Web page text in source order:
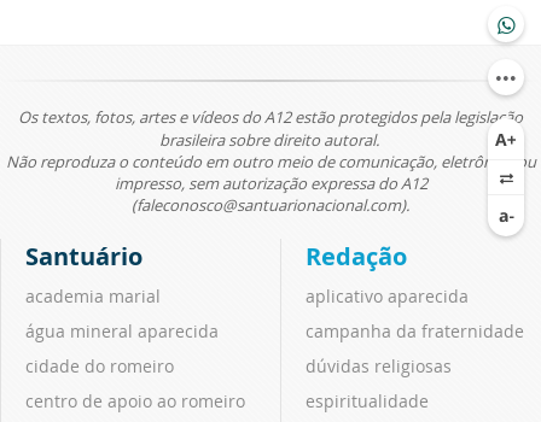
Os textos, fotos, artes e vídeos do A12 estão protegidos pela legislação
brasileira sobre direito autoral.
Não reproduza o conteúdo em outro meio de comunicação, eletrônico ou
impresso, sem autorização expressa do A12
(faleconosco@santuarionacional.com).
Santuário
academia marial
água mineral aparecida
cidade do romeiro
centro de apoio ao romeiro
Redação
aplicativo aparecida
campanha da fraternidade
dúvidas religiosas
espiritualidade